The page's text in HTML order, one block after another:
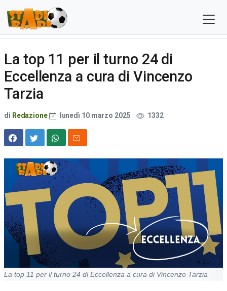
La top 11 per il turno 24 di
Eccellenza a cura di Vincenzo
Tarzia
di Redazione lunedì 10 marzo 2025 1332
La top 11 per il turno 24 di Eccellenza a cura di Vincenzo Tarzia